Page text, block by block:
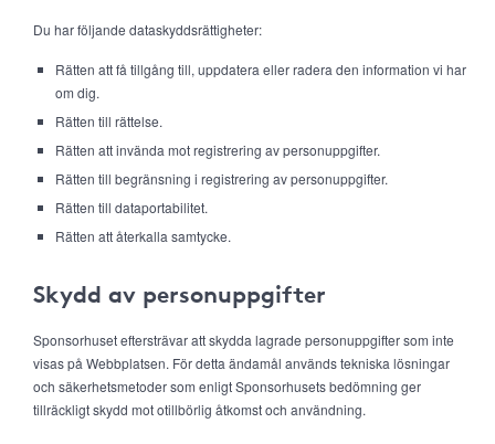
Du har följande dataskyddsrättigheter:
Rätten att få tillgång till, uppdatera eller radera den information vi har
om dig.
Rätten till rättelse.
Rätten att invända mot registrering av personuppgifter.
Rätten till begränsning i registrering av personuppgifter.
Rätten till dataportabilitet.
Rätten att återkalla samtycke.
Skydd av personuppgifter
Sponsorhuset eftersträvar att skydda lagrade personuppgifter som inte
visas på Webbplatsen. För detta ändamål används tekniska lösningar
och säkerhetsmetoder som enligt Sponsorhusets bedömning ger
tillräckligt skydd mot otillbörlig åtkomst och användning.